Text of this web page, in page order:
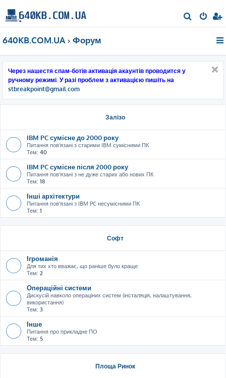
о
640KB.COM.UA Форум
Через нашестя спам-ботів активація акаунтів проводится у
ручному режимі. У разі проблем з активацією пишіть на
stbreakpoint@gmail.com
Залізо
IBM PC сумісне до 2000 року
Питання пов'язані з старими IBM сумісними ПК
Тем: 40
IBM PC сумісне після 2000 року
Питання пов'язані з не дуже старих або нових ПК
Тем: 18
Інші архітектури
Питання пов'язані з IBM PC несумісними ПК
Тем: 1
Софт
Ігроманія
Для тих хто вважає, що раніше було краще
Тем: 2
Операційні системи
Дискусій навколо операціних систем (інсталяція, налаштування,
використання)
Тем: 3
Інше
Питання про прикладне ПО
Тем: 5
Площа Ринок